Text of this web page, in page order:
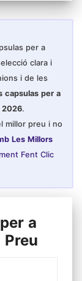
per a
clara i
i de les
capsulas per a
2026.
millor preu i no
Les Millors
Fent Clic
a